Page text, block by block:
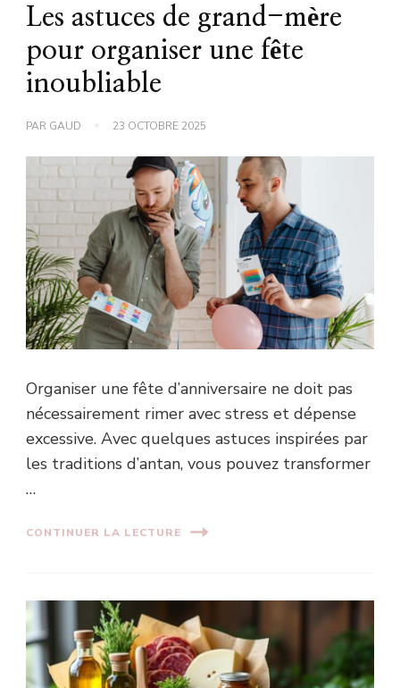
Les astuces de grand-mère
pour organiser une fête
inoubliable
PAR GAUD 23 OCTOBRE 2025
Organiser une fête d’anniversaire ne doit pas
nécessairement rimer avec stress et dépense
excessive. Avec quelques astuces inspirées par
les traditions d’antan, vous pouvez transformer
…
CONTINUER LA LECTURE